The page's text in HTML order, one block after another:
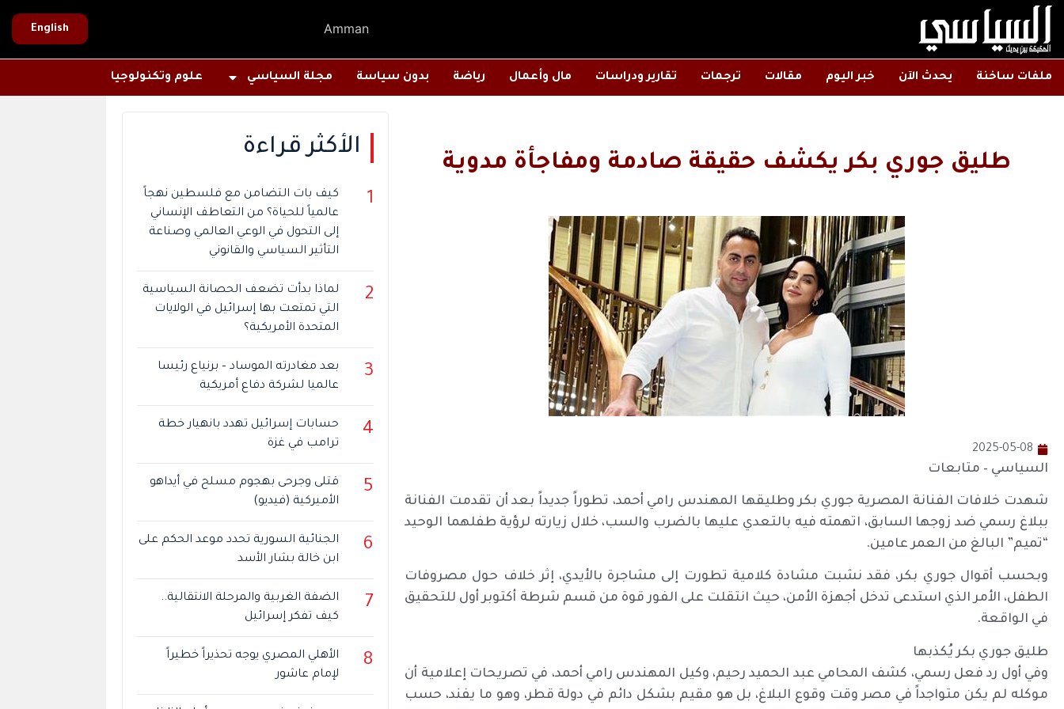
Amman
English
ملفات ساخنة يحدث الآن خبر اليوم مقالات ترجمات تقارير ودراسات مال وأعمال رياضة بدون سياسة مجلة السياسي علوم وتكنولوجيا
طليق جوري بكر يكشف حقيقة صادمة ومفاجأة مدوية
2025-05-08
السياسي – متابعات
شهدت خلافات الفنانة المصرية جوري بكر وطليقها المهندس رامي أحمد، تطوراً جديداً بعد أن تقدمت الفنانة
ببلاغ رسمي ضد زوجها السابق، اتهمته فيه بالتعدي عليها بالضرب والسب، خلال زيارته لرؤية طفلهما الوحيد
“تميم” البالغ من العمر عامين.
وبحسب أقوال جوري بكر، فقد نشبت مشادة كلامية تطورت إلى مشاجرة بالأيدي، إثر خلاف حول مصروفات
الطفل، الأمر الذي استدعى تدخل أجهزة الأمن، حيث انتقلت على الفور قوة من قسم شرطة أكتوبر أول للتحقيق
في الواقعة.
طليق جوري بكر يُكذبها
وفي أول رد فعل رسمي، كشف المحامي عبد الحميد رحيم، وكيل المهندس رامي أحمد، في تصريحات إعلامية أن
موكله لم يكن متواجداً في مصر وقت وقوع البلاغ، بل هو مقيم بشكل دائم في دولة قطر، وهو ما يفند، حسب
الأكثر قراءة
1
كيف بات التضامن مع فلسطين نهجاً
عالمياً للحياة؟ من التعاطف الإنساني
إلى التحول في الوعي العالمي وصناعة
التأثير السياسي والقانوني
2
لماذا بدأت تضعف الحصانة السياسية
التي تمتعت بها إسرائيل في الولايات
المتحدة الأمريكية؟
3
بعد مغادرته الموساد – برنياع رئيسا
عالميا لشركة دفاع أمريكية
4
حسابات إسرائيل تهدد بانهيار خطة
ترامب في غزة
5
قتلى وجرحى بهجوم مسلح في أيداهو
الأميركية (فيديو)
6
الجنائية السورية تحدد موعد الحكم على
ابن خالة بشار الأسد
7
الضفة الغربية والمرحلة الانتقالية..
كيف تفكر إسرائيل
8
الأهلي المصري يوجه تحذيراً خطيراً
لإمام عاشور